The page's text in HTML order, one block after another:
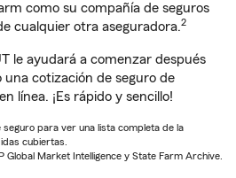
como su compañía de seguros
cualquier otra aseguradora.2
le ayudará a comenzar después
cotización de seguro de
línea. ¡Es rápido y sencillo!
seguro para ver una lista completa de la
cubiertas.
Market Intelligence y State Farm Archive.